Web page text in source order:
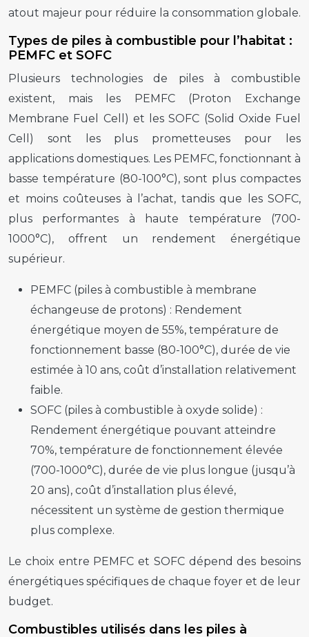
atout majeur pour réduire la consommation globale.
Types de piles à combustible pour l’habitat :
PEMFC et SOFC
Plusieurs technologies de piles à combustible
existent, mais les PEMFC (Proton Exchange
Membrane Fuel Cell) et les SOFC (Solid Oxide Fuel
Cell) sont les plus prometteuses pour les
applications domestiques. Les PEMFC, fonctionnant à
basse température (80-100°C), sont plus compactes
et moins coûteuses à l’achat, tandis que les SOFC,
plus performantes à haute température (700-
1000°C), offrent un rendement énergétique
supérieur.
PEMFC (piles à combustible à membrane
échangeuse de protons) : Rendement
énergétique moyen de 55%, température de
fonctionnement basse (80-100°C), durée de vie
estimée à 10 ans, coût d’installation relativement
faible.
SOFC (piles à combustible à oxyde solide) :
Rendement énergétique pouvant atteindre
70%, température de fonctionnement élevée
(700-1000°C), durée de vie plus longue (jusqu’à
20 ans), coût d’installation plus élevé,
nécessitent un système de gestion thermique
plus complexe.
Le choix entre PEMFC et SOFC dépend des besoins
énergétiques spécifiques de chaque foyer et de leur
budget.
Combustibles utilisés dans les piles à